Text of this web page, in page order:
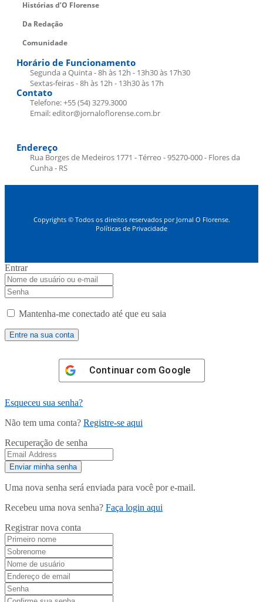
Histórias d’O Florense
Da Redação
Comunidade
Horário de Funcionamento
Segunda a Quinta - 8h às 12h - 13h30 às 17h30
Sextas-feiras - 8h às 12h - 13h30 às 17h
Contato
Telefone: +55 (54) 3279.3000
Email: editor@jornaloflorense.com.br
Endereço
Rua Borges de Medeiros 1771 - Térreo - 95270-000 - Flores da
Cunha - RS
Copyrights © Todos os direitos reservados por Jornal O Florense.
Políticas de Privacidade
Entrar
Mantenha-me conectado até que eu saia
Continuar com Google
Esqueceu sua senha?
Não tem uma conta? Registre-se aqui
Recuperação de senha
Uma nova senha será enviada para você por e-mail.
Recebeu uma nova senha? Faça login aqui
Registrar nova conta